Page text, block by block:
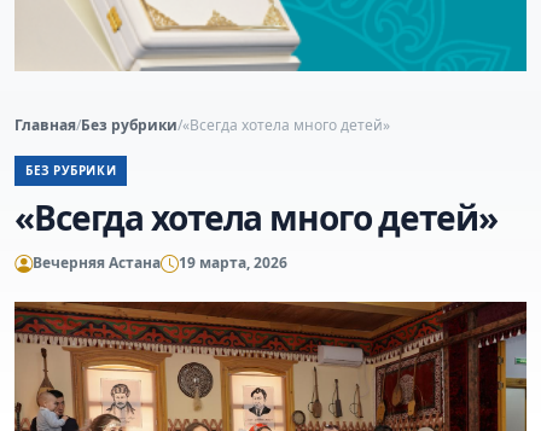
Главная/Без рубрики/«Всегда хотела много детей»
БЕЗ РУБРИКИ
«Всегда хотела много детей»
Вечерняя Астана 19 марта, 2026